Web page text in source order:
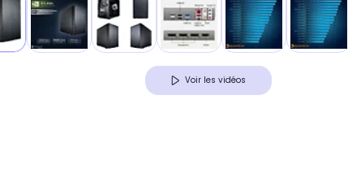
Voir les vidéos